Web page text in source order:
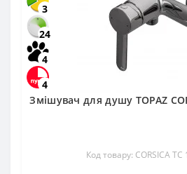
3
24
4
4
Змішувач для душу TOPAZ
Код товару: CORSICA